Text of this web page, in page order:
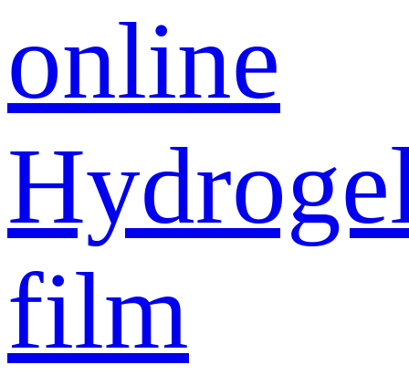
online
film